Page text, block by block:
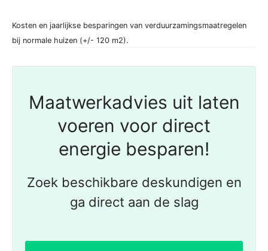
Kosten en jaarlijkse besparingen van verduurzamingsmaatregelen
bij normale huizen (+/- 120 m2).
Maatwerkadvies uit laten
voeren voor direct
energie besparen!
Zoek beschikbare deskundigen en
ga direct aan de slag